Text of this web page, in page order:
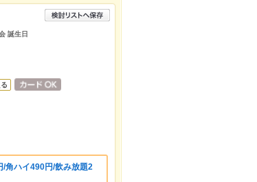
誕生日
角ハイ490円/飲み放題2